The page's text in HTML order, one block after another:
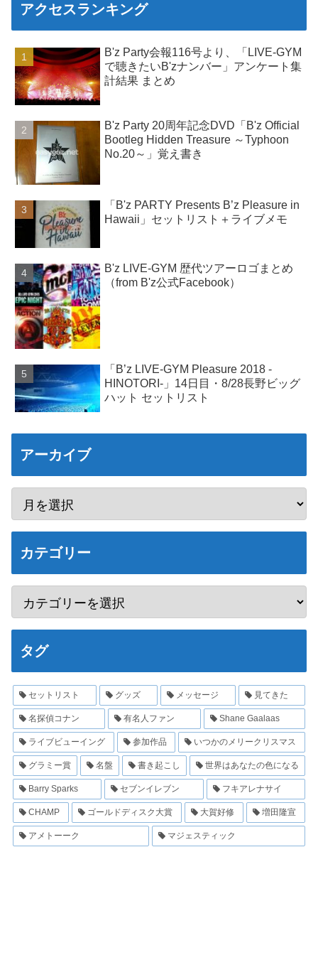
アクセスランキング
B'z Party会報116号より、「LIVE-GYM
で聴きたいB'zナンバー」アンケート集
計結果 まとめ
B'z Party 20周年記念DVD「B'z Official
Bootleg Hidden Treasure ～Typhoon
No.20～」覚え書き
「B'z PARTY Presents B’z Pleasure in
Hawaii」セットリスト＋ライブメモ
B'z LIVE-GYM 歴代ツアーロゴまとめ
（from B'z公式Facebook）
「B’z LIVE-GYM Pleasure 2018 -
HINOTORI-」14日目・8/28長野ビッグ
ハット セットリスト
アーカイブ
カテゴリー
タグ
セットリスト グッズ メッセージ 見てきた
名探偵コナン 有名人ファン Shane Gaalaas
ライブビューイング 参加作品 いつかのメリークリスマス
グラミー賞 名盤 書き起こし 世界はあなたの色になる
Barry Sparks セブンイレブン フキアレナサイ
CHAMP ゴールドディスク大賞 大賀好修 増田隆宣
アメトーーク マジェスティック